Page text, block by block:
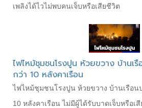
เพลิงได้ไวไม่พบคนเจ็บหรือเสียชีวิต
ไฟไหม้ชุมชนโรงปูน ห้วยขวาง บ้านเรื
กว่า 10 หลังคาเรือน
ไฟไหม้ชุมชนโรงปูน ห้วยขวาง บ้านเรือน
10 หลังคาเรือน ไม่มีผู้ได้รับบาดเจ็บหรือเ